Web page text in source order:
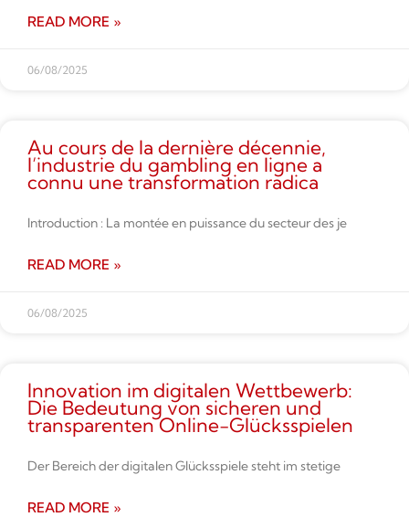
READ MORE »
06/08/2025
Au cours de la dernière décennie,
l’industrie du gambling en ligne a
connu une transformation radica
Introduction : La montée en puissance du secteur des je
READ MORE »
06/08/2025
Innovation im digitalen Wettbe­werb:
Die Bedeutung von sicheren und
transparenten Online-Glücksspielen
Der Bereich der digitalen Glücksspiele steht im stetige
READ MORE »